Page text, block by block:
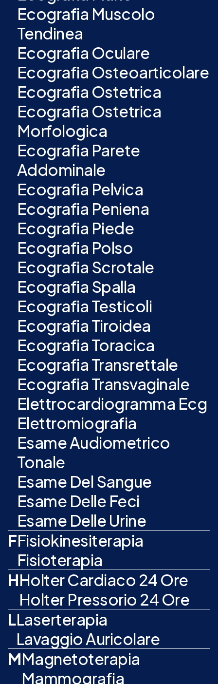
Ecografia Muscolo
Tendinea
Ecografia Oculare
Ecografia Osteoarticolare
Ecografia Ostetrica
Ecografia Ostetrica
Morfologica
Ecografia Parete
Addominale
Ecografia Pelvica
Ecografia Peniena
Ecografia Piede
Ecografia Polso
Ecografia Scrotale
Ecografia Spalla
Ecografia Testicoli
Ecografia Tiroidea
Ecografia Toracica
Ecografia Transrettale
Ecografia Transvaginale
Elettrocardiogramma Ecg
Elettromiografia
Esame Audiometrico
Tonale
Esame Del Sangue
Esame Delle Feci
Esame Delle Urine
FFisiokinesiterapia
Fisioterapia
HHolter Cardiaco 24 Ore
Holter Pressorio 24 Ore
LLaserterapia
Lavaggio Auricolare
MMagnetoterapia
Mammografia